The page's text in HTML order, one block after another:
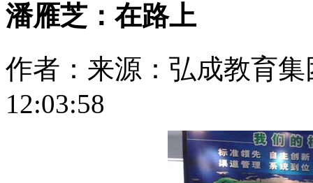
潘雁芝：在路上
作者： 来源：弘成教育集
12:03:58